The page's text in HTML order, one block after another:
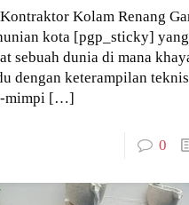
Kolam Renang
kota [pgp_sticky]
sebuah dunia di mana
dengan keterampilan
mimpi […]
0